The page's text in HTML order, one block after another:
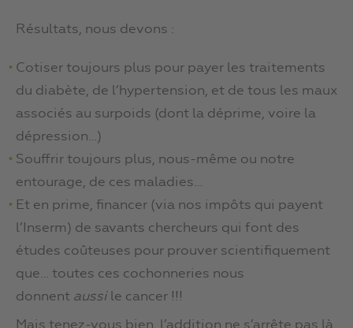
Résultats, nous devons :
Cotiser toujours plus pour payer les traitements
du diabète, de l’hypertension, et de tous les maux
associés au surpoids (dont la déprime, voire la
dépression…)
Souffrir toujours plus, nous-même ou notre
entourage, de ces maladies…
Et en prime, financer (via nos impôts qui payent
l’Inserm) de savants chercheurs qui font des
études coûteuses pour prouver scientifiquement
que… toutes ces cochonneries nous
donnent aussi le cancer !!!
Mais tenez-vous bien, l’addition ne s’arrête pas là.